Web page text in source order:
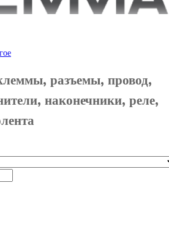
разъемы, провод,
наконечники, реле,